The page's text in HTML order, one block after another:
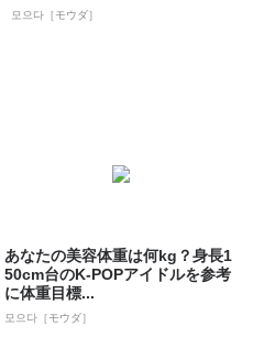
모으다［モウダ］
あなたの美容体重は何kg？身長1
50cm台のK-POPアイドルを参考
に体重目標...
모으다［モウダ］